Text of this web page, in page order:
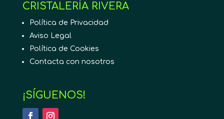
CRISTALERÍA RIVERA
Política de Privacidad
Aviso Legal
Política de Cookies
Contacta con nosotros
¡SÍGUENOS!